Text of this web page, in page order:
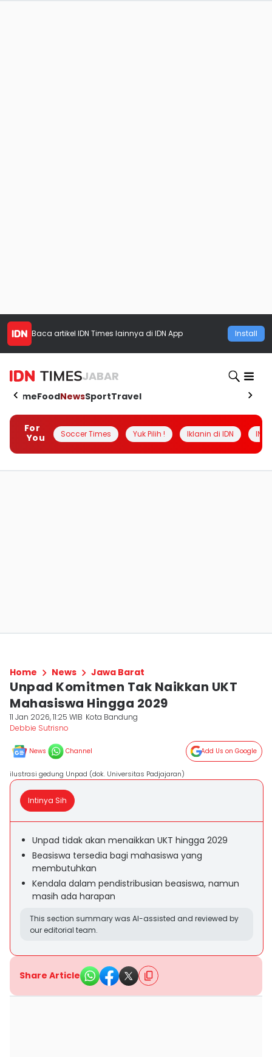
Baca artikel IDN Times lainnya di IDN App Install
JABAR
HomeFoodNewsSportTravel
For
You
Soccer Times Yuk Pilih ! Iklanin di IDN
Home News Jawa Barat
Unpad Komitmen Tak Naikkan UKT
Mahasiswa Hingga 2029
11 Jan 2026, 11:25 WIB Kota Bandung
Debbie Sutrisno
News Channel Add Us on Google
ilustrasi gedung Unpad (dok. Universitas Padjajaran)
Intinya Sih
Unpad tidak akan menaikkan UKT hingga 2029
Beasiswa tersedia bagi mahasiswa yang
membutuhkan
Kendala dalam pendistribusian beasiswa, namun
masih ada harapan
This section summary was AI-assisted and reviewed by
our editorial team.
Share Article